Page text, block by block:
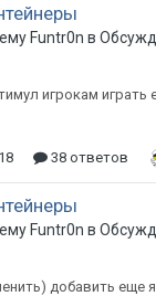
Funtr0n в
игрокам
38 ответов
Funtr0n в
добавить еще